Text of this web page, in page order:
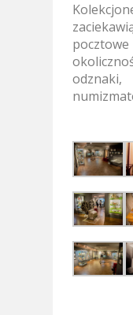
odznaki,